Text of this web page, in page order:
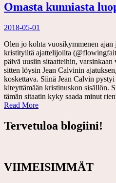
Omasta kunniasta
2018-05-01
Olen jo kohta vuosikymmenen ajan
kristityiltä ajattelijoilta
päivä uusiin sitaatteihin,
sitten löysin Jean Calvinin
koskettava. Siinä Jean Calvin pystyi
kiteyttämään kristinuskon sisällön.
tämän sitaatin kyky saada minut
Read MoreOmasta
luopuminen
Tervetuloa blogiini!
VIIMEISIMMÄT